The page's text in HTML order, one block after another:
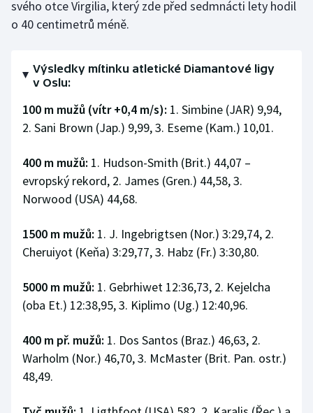
svého otce Virgilia, který zde před sedmnácti lety hodil
o 40 centimetrů méně.
Výsledky mítinku atletické Diamantové ligy
v Oslu:
100 m mužů (vítr +0,4 m/s): 1. Simbine (JAR) 9,94,
2. Sani Brown (Jap.) 9,99, 3. Eseme (Kam.) 10,01.
400 m mužů: 1. Hudson-Smith (Brit.) 44,07 –
evropský rekord, 2. James (Gren.) 44,58, 3.
Norwood (USA) 44,68.
1500 m mužů: 1. J. Ingebrigtsen (Nor.) 3:29,74, 2.
Cheruiyot (Keňa) 3:29,77, 3. Habz (Fr.) 3:30,80.
5000 m mužů: 1. Gebrhiwet 12:36,73, 2. Kejelcha
(oba Et.) 12:38,95, 3. Kiplimo (Ug.) 12:40,96.
400 m př. mužů: 1. Dos Santos (Braz.) 46,63, 2.
Warholm (Nor.) 46,70, 3. McMaster (Brit. Pan. ostr.)
48,49.